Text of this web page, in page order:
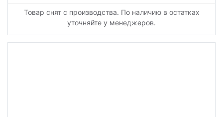
Товар снят с производства. По наличию в остатках
уточняйте у менеджеров.